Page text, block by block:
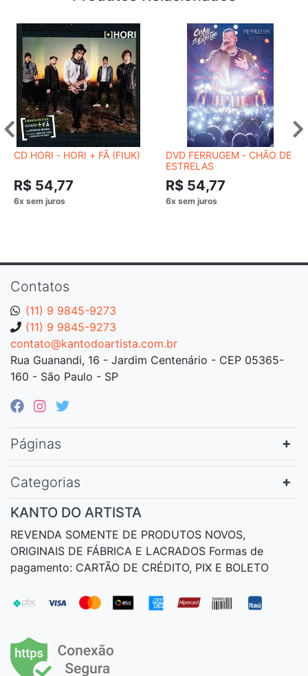
CD HORI - HORI + FÃ (FIUK)
R$ 54,77
DVD FERRUGEM - CHÃO DE
ESTRELAS
R$ 54,77
Contatos
(11) 9 9845-9273
(11) 9 9845-9273
contato@kantodoartista.com.br
Rua Guanandi, 16 - Jardim Centenário - CEP 05365-
160 - São Paulo - SP
Páginas
Categorias
KANTO DO ARTISTA
REVENDA SOMENTE DE PRODUTOS NOVOS,
ORIGINAIS DE FÁBRICA E LACRADOS Formas de
pagamento: CARTÃO DE CRÉDITO, PIX E BOLETO